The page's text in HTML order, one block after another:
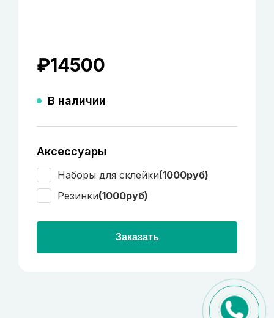
₽14500
В наличии
Аксессуары
Наборы для склейки(1000руб)
Резинки(1000руб)
Заказать